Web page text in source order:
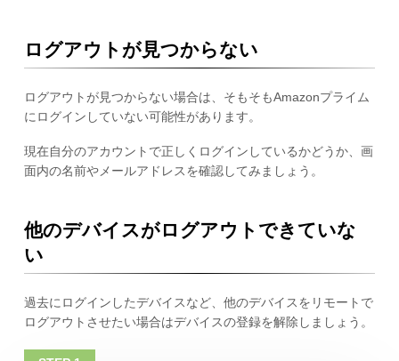
ログアウトが見つからない
ログアウトが見つからない場合は、そもそもAmazonプライム
にログインしていない可能性があります。
現在自分のアカウントで正しくログインしているかどうか、画
面内の名前やメールアドレスを確認してみましょう。
他のデバイスがログアウトできていな
い
過去にログインしたデバイスなど、他のデバイスをリモートで
ログアウトさせたい場合はデバイスの登録を解除しましょう。